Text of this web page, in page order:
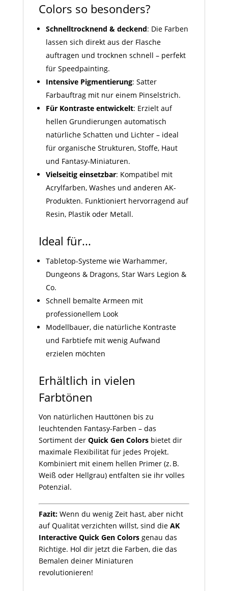
Colors so besonders?
Schnelltrocknend & deckend: Die Farben
lassen sich direkt aus der Flasche
auftragen und trocknen schnell – perfekt
für Speedpainting.
Intensive Pigmentierung: Satter
Farbauftrag mit nur einem Pinselstrich.
Für Kontraste entwickelt: Erzielt auf
hellen Grundierungen automatisch
natürliche Schatten und Lichter – ideal
für organische Strukturen, Stoffe, Haut
und Fantasy-Miniaturen.
Vielseitig einsetzbar: Kompatibel mit
Acrylfarben, Washes und anderen AK-
Produkten. Funktioniert hervorragend auf
Resin, Plastik oder Metall.
Ideal für...
Tabletop-Systeme wie Warhammer,
Dungeons & Dragons, Star Wars Legion &
Co.
Schnell bemalte Armeen mit
professionellem Look
Modellbauer, die natürliche Kontraste
und Farbtiefe mit wenig Aufwand
erzielen möchten
Erhältlich in vielen
Farbtönen
Von natürlichen Hauttönen bis zu
leuchtenden Fantasy-Farben – das
Sortiment der Quick Gen Colorsbietet dir
maximale Flexibilität für jedes Projekt.
Kombiniert mit einem hellen Primer (z. B.
Weiß oder Hellgrau) entfalten sie ihr volles
Potenzial.
Fazit:Wenn du wenig Zeit hast, aber nicht
auf Qualität verzichten willst, sind die AK
Interactive Quick Gen Colorsgenau das
Richtige. Hol dir jetzt die Farben, die das
Bemalen deiner Miniaturen
revolutionieren!